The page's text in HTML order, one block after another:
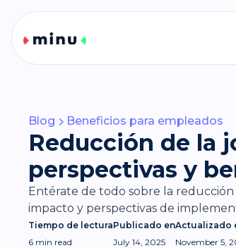
Blog Beneficios para empleados
Reducción de la
perspectivas y
Entérate de todo sobre la
impacto y perspectivas de
Tiempo de lectura
6 min read
Publicado en
July 14, 2025
Actualizado
November 5,